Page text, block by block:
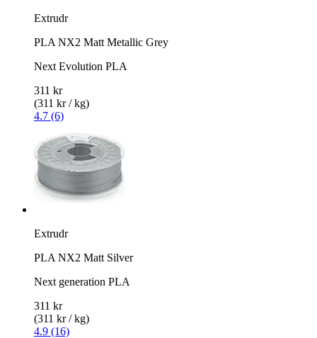
Extrudr
PLA NX2 Matt Metallic Grey
Next Evolution PLA
311 kr
(311 kr / kg)
4.7 (6)
Extrudr
PLA NX2 Matt Silver
Next generation PLA
311 kr
(311 kr / kg)
4.9 (16)